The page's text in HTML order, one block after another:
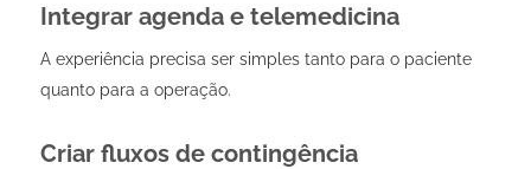
Integrar agenda e telemedicina
A experiência precisa ser simples tanto para o paciente
quanto para a operação.
Criar fluxos de contingência